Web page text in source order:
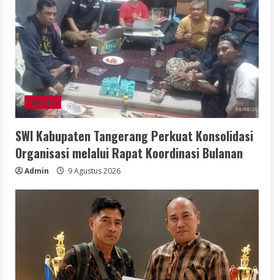
Berita
SWI Kabupaten Tangerang Perkuat Konsolidasi
Organisasi melalui Rapat Koordinasi Bulanan
Admin 9 Agustus 2026